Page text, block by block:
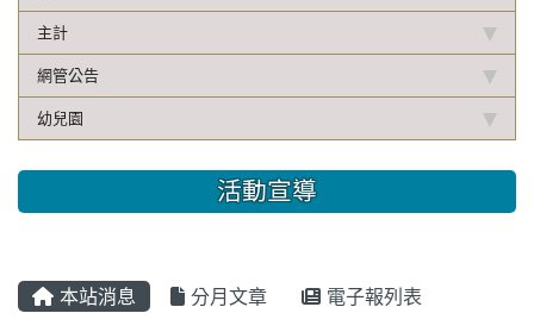
主計
網管公告
幼兒園
活動宣導
本站消息 分月文章 電子報列表